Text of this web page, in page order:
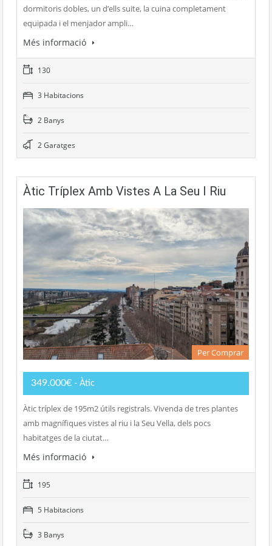
dormitoris dobles, un d’ells suite, la cuina completament
equipada i el menjador ampli…
Més informació
130
3 Habitacions
2 Banys
2 Garatges
Àtic Tríplex Amb Vistes A La Seu I Riu
Per Comprar
349.000€ - Àtic
Àtic tríplex de 195m2 útils registrals. Vivenda de tres plantes
amb magnífiques vistes al riu i la Seu Vella, dels pocs
habitatges de la ciutat…
Més informació
195
5 Habitacions
3 Banys